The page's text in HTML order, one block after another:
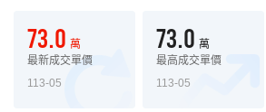
73.0 萬
最新成交單價
113-05
73.0 萬
最高成交單價
113-05